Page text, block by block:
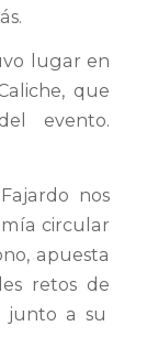
lugar en
que
evento.
nos
circular
apuesta
retos de
junto a su